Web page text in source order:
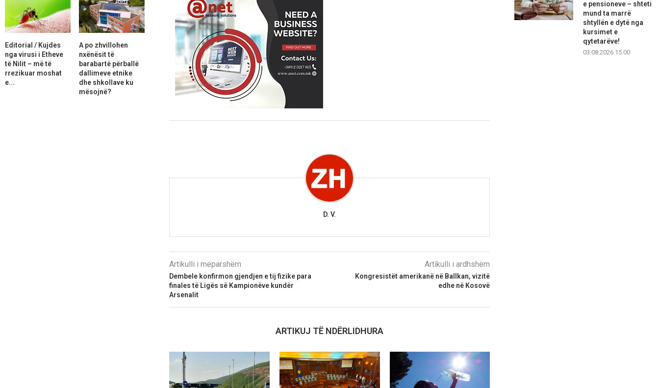
D. V.
Artikulli i mëparshëm
Dembele konfirmon gjendjen e tij fizike para
finales të Ligës së Kampionëve kundër
Arsenalit
Artikulli i ardhshëm
Kongresistët amerikanë në Ballkan, vizitë
edhe në Kosovë
ARTIKUJ TË NDËRLIDHURA
e pensioneve – shteti
mund ta marrë
shtyllën e dytë nga
kursimet e
qytetarëve!
03.08.2026 15:00
Editorial / Kujdes
nga virusi i Etheve
të Nilit – më të
rrezikuar moshat
e...
A po zhvillohen
nxënësit të
barabartë përballë
dallimeve etnike
dhe shkollave ku
mësojnë?